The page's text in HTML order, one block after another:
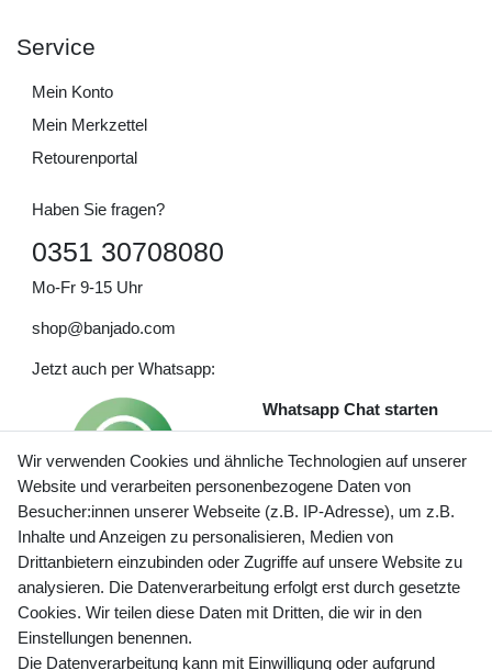
Service
Mein Konto
Mein Merkzettel
Retourenportal
Haben Sie fragen?
0351 30708080
Mo-Fr 9-15 Uhr
shop@banjado.com
Jetzt auch per Whatsapp:
Whatsapp Chat starten
Preisangaben inkl. gesetzl. MwSt. und zzgl. Service- und
Versandkosten
Wir verwenden Cookies und ähnliche Technologien auf unserer
Website und verarbeiten personenbezogene Daten von
Besucher:innen unserer Webseite (z.B. IP-Adresse), um z.B.
Inhalte und Anzeigen zu personalisieren, Medien von
Drittanbietern einzubinden oder Zugriffe auf unsere Website zu
analysieren. Die Datenverarbeitung erfolgt erst durch gesetzte
Cookies. Wir teilen diese Daten mit Dritten, die wir in den
Einstellungen benennen.
Die Datenverarbeitung kann mit Einwilligung oder aufgrund